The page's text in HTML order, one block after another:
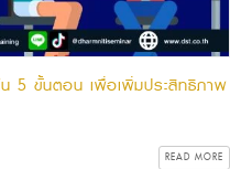
น 5 ขั้นตอน เพื่อเพิ่มประสิทธิภาพ
READ MORE